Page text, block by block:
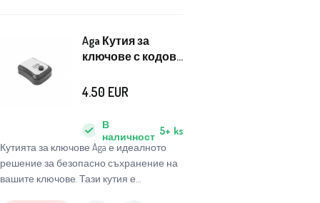
Aga Кутия за
ключове с кодова
11,5x9,5x3,6 см
Кутията за ключове Aga е идеалното
решение за безопасно съхранение на
вашите ключове. Тази кутия е
В
наличност 5+ ks
4.50 EUR